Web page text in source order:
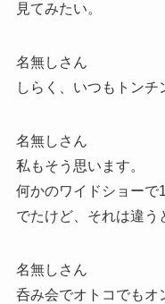
見てみたい。
名無しさん
しらく、いつもトンチ
名無しさん
私もそう思います。
何かのワイドショーで
でたけど、それは違う
名無しさん
呑み会でオトコでもオ